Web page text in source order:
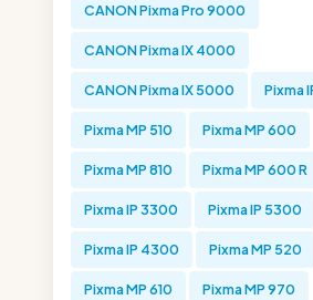
CANON Pixma Pro 9000
CANON Pixma IX 4000
CANON Pixma IX 5000 Pixma
Pixma MP 510 Pixma MP 600
Pixma MP 810 Pixma MP 600 R
Pixma IP 3300 Pixma IP 5300
Pixma IP 4300 Pixma MP 520
Pixma MP 610 Pixma MP 970